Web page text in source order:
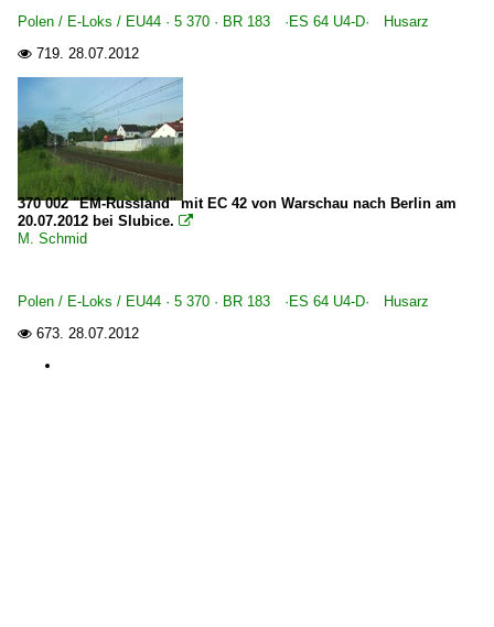
Polen / E-Loks / EU44 · 5 370 · BR 183 ·ES 64 U4-D· Husarz
 719. 28.07.2012
370 002 "EM-Russland" mit EC 42 von Warschau nach Berlin am
20.07.2012 bei Slubice. 
M. Schmid
Polen / E-Loks / EU44 · 5 370 · BR 183 ·ES 64 U4-D· Husarz
 673. 28.07.2012